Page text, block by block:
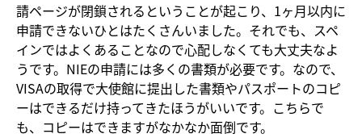
請ページが閉鎖されるということが起こり、1ヶ月以内に
申請できないひとはたくさんいました。それでも、スペ
インではよくあることなので心配しなくても大丈夫なよ
うです。NIEの申請には多くの書類が必要です。なので、
VISAの取得で大使館に提出した書類やパスポートのコピ
ーはできるだけ持ってきたほうがいいです。こちらで
も、コピーはできますがなかなか面倒です。